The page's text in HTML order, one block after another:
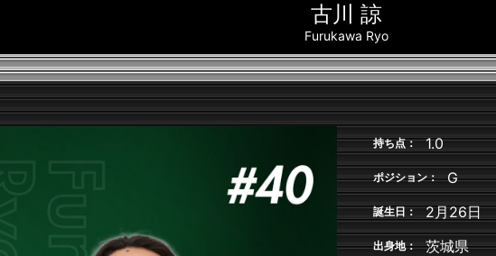
古川 諒
Furukawa Ryo
持ち点： 1.0
ポジション： G
誕生日： 2月26日
出身地： 茨城県